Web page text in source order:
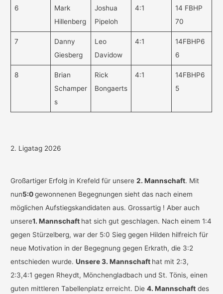
6
Mark
Hillenberg
Joshua
Pipeloh
4:1
14 FBHP
70
7
Danny
Giesberg
Leo
Davidow
4:1
14FBHP6
6
8
Brian
Schamper
s
Rick
Bongaerts
4:1
14FBHP6
5
2. Ligatag 2026
Großartiger Erfolg in Krefeld für unsere2. Mannschaft. Mit
nun5:0gewonnenen Begegnungen sieht das nach einem
möglichen Aufstiegskandidaten aus. Grossartig ! Aber auch
unsere1. Mannschaft hat sich gut geschlagen. Nach einem 1:4
gegen Stürzelberg, war der 5:0 Sieg gegen Hilden hilfreich für
neue Motivation in der Begegnung gegen Erkrath, die 3:2
entschieden wurde.Unsere 3. Mannschaft hat mit 2:3,
2:3,4:1 gegen Rheydt, Mönchengladbach und St. Tönis, einen
guten mittleren Tabellenplatz erreicht. Die4. Mannschaft des